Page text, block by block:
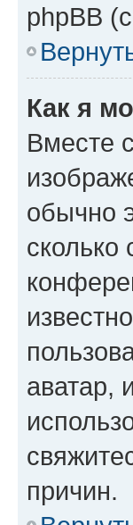
phpBB
Как я
Вместе
обычно
аватар,
причин.